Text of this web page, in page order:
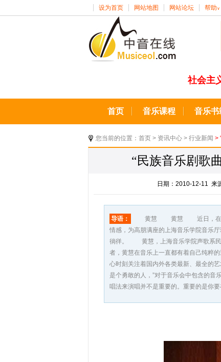
设为首页 网站地图 网站论坛 帮助 ∨
社会主
首页 音乐课程 音乐书
您当前的位置： 首页 > 资讯中心 > 行业新闻 >
“民族音乐剧歌
日期：2010-12-11 来
导语：
黄慧 黄慧 近日，在上海音
情感，为高朋满座的上海音乐学院音乐
徜徉。 黄慧，上海音乐学院声歌系民
者，黄慧在音乐上一直都有着自己纯粹
心时刻关注着国内外各类最新、最全的
是个勇敢的人，”对于音乐会中包含的音
唱法来演唱并不是重要的。重要的是你